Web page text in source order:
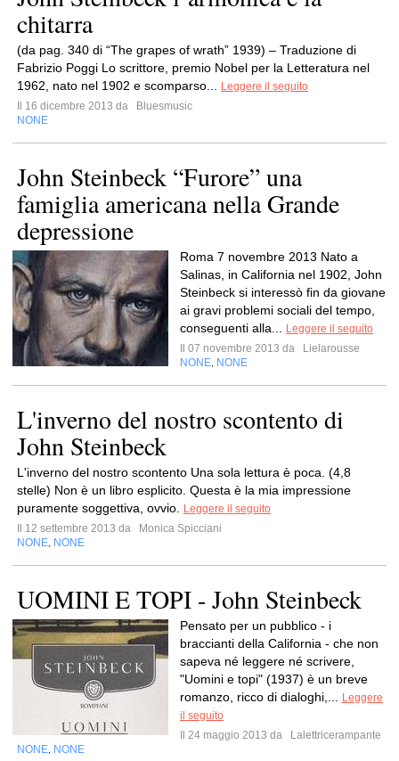
chitarra
(da pag. 340 di “The grapes of wrath” 1939) – Traduzione di
Fabrizio Poggi Lo scrittore, premio Nobel per la Letteratura nel
1962, nato nel 1902 e scomparso...
Leggere il seguito
Il 16 dicembre 2013 da
Bluesmusic
NONE
John Steinbeck “Furore” una
famiglia americana nella Grande
depressione
Roma 7 novembre 2013 Nato a
Salinas, in California nel 1902, John
Steinbeck si interessò fin da giovane
ai gravi problemi sociali del tempo,
conseguenti alla...
Leggere il seguito
Il 07 novembre 2013 da
Lielarousse
NONE NONE
L'inverno del nostro scontento di
John Steinbeck
L'inverno del nostro scontento Una sola lettura è poca. (4,8
stelle) Non è un libro esplicito. Questa è la mia impressione
puramente soggettiva, ovvio.
Leggere il seguito
Il 12 settembre 2013 da
Monica Spicciani
NONE NONE
UOMINI E TOPI - John Steinbeck
Pensato per un pubblico - i
braccianti della California - che non
sapeva né leggere né scrivere,
"Uomini e topi" (1937) è un breve
romanzo, ricco di dialoghi,...
Leggere
il seguito
Il 24 maggio 2013 da
Lalettricerampante
NONE NONE